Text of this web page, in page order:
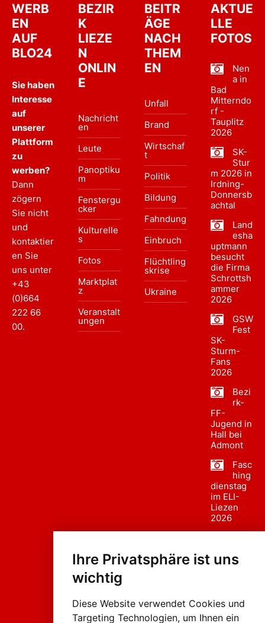
Ihre Privatsphäre ist uns
wichtig
Diese Website verwendet Cookies und
Targeting Technologien, um Ihnen ein
WERB
EN
AUF
BLO24
Sie haben
Interesse
auf
unserer
Plattform
zu
werben?
Dann
zögern
Sie nicht
und
kontaktier
en Sie
uns unter
+43
(0)664
222 66
00.
BEZIR
K
LIEZE
N
ONLIN
E
Nachricht
en
Leute
Panoptiku
m
Fenstergu
cker
Kulturelle
s
Fotos
Marktplat
z
Veranstalt
ungen
BEITR
ÄGE
NACH
THEM
EN
Unfall
Brand
Wirtschaf
t
Politik
Bildung
Fahndung
Einbruch
Flüchtling
skrise
Ukraine
AKTUE
LLE
FOTOS
Nen
a in
Bad
Mitterndo
rf -
Tauplitz
2026
SK-
Stur
m 2026 in
Irdning-
Donnersb
achtal
Land
esha
uptmann
besucht
die Firma
Schrottsh
ammer
2026
GSW
Fest
SK-
Sturm-
Fans
2026
Bezi
rk-
FF-
Jugend in
Hall bei
Admont
Fasc
hing
dienstag
im ELI-
Liezen
2026
sumzug
Liezen